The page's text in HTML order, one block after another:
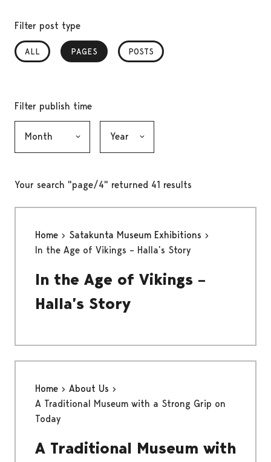
Filter post type
ALL PAGES
, SELECTED POSTS
Filter publish time
Your search "page/4" returned 41 results
Home
Satakunta Museum Exhibitions
In the Age of Vikings – Halla’s Story
In the Age of Vikings –
Halla’s Story
Home
About Us
A Traditional Museum with a Strong Grip on
Today
A Traditional Museum with